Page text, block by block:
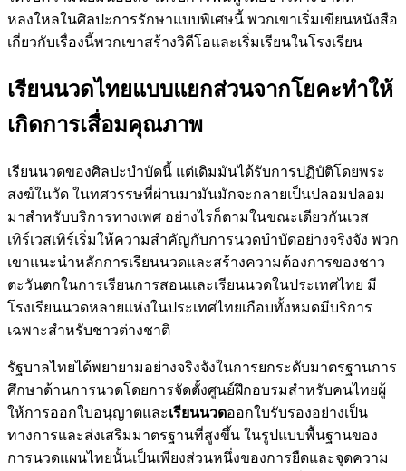
หลงใหลในศิลปะการรักษาแบบพิเศษนี้ พวกเขาเริ่มเขียนหนังสือ
เกี่ยวกับเรื่องนี้พวกเขาสร้างวิดีโอและเริ่มเรียนในโรงเรียน
เรียนนวดไทยแบบแยกส่วนจากโยคะทำให้
เกิดการเสื่อมคุณภาพ
เรียนนวดของศิลปะบำบัดนี้ แต่เดิมมันได้รับการปฏิบัติโดยพระ
สงฆ์ในวัด ในทศวรรษที่ผ่านมามันมักจะกลายเป็นปลอมปลอม
มาสำหรับบริการทางเพศ อย่างไรก็ตามในขณะเดียวกันเวส
เทิร์เวสเทิร์เริ่มให้ความสำคัญกับการนวดบำบัดอย่างจริงจัง พวก
เขาแนะนำหลักการเรียนนวดและสร้างความต้องการของชาว
ตะวันตกในการเรียนการสอนและเรียนนวดในประเทศไทย มี
โรงเรียนนวดหลายแห่งในประเทศไทยเกือบทั้งหมดมีบริการ
เฉพาะสำหรับชาวต่างชาติ
รัฐบาลไทยได้พยายามอย่างจริงจังในการยกระดับมาตรฐานการ
ศึกษาด้านการนวดโดยการจัดตั้งศูนย์ฝึกอบรมสำหรับคนไทยผู้
ให้การออกใบอนุญาตและเรียนนวดออกใบรับรองอย่างเป็น
ทางการและส่งเสริมมาตรฐานที่สูงขึ้น ในรูปแบบพื้นฐานของ
การนวดแผนไทยนั้นเป็นเพียงส่วนหนึ่งของการยืดและจุดความ